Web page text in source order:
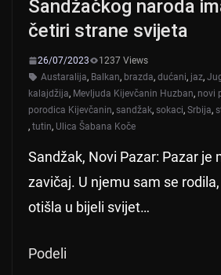
Sandžačkog naroda
četiri strane svijeta
26/07/2023
1237 Views
Austaralija, Balkan, brazda, dućani, jaz,
kalajdžija, Mevljuda Kijevčanin Huzban, novi
porodica Kijevčanin, sandžak, sokaci, Srbija,
, tutin, Ulica Šabana Koče
Sandžak, Novi Pazar: Pazar je
zavičaj. U njemu sam se
otišla u bijeli svijet…
Podeli